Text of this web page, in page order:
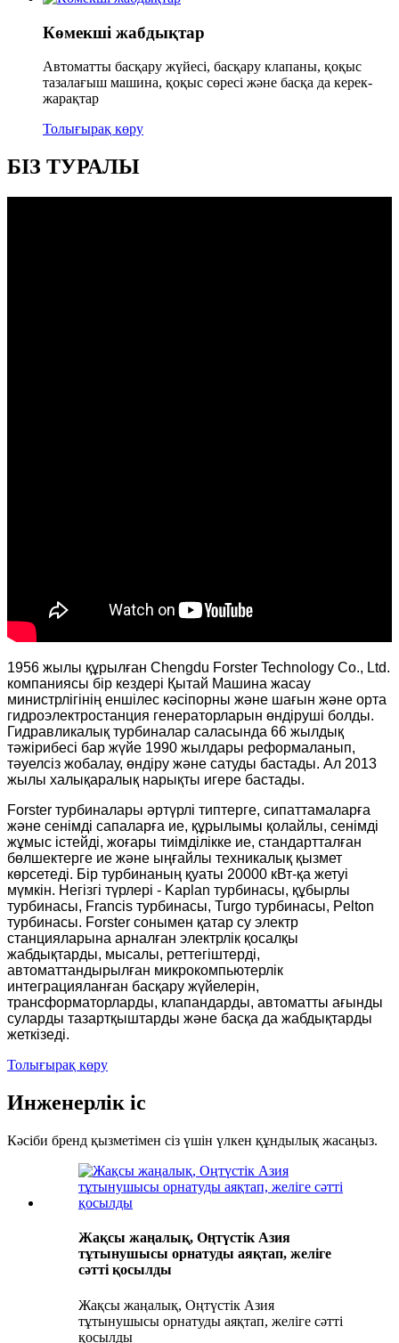
Көмекші жабдықтар
Автоматты басқару жүйесі, басқару клапаны, қоқыс
тазалағыш машина, қоқыс сөресі және басқа да керек-
жарақтар
Толығырақ көру
БІЗ ТУРАЛЫ
1956 жылы құрылған Chengdu Forster Technology Co., Ltd.
компаниясы бір кездері Қытай Машина жасау
министрлігінің еншілес кәсіпорны және шағын және орта
гидроэлектростанция генераторларын өндіруші болды.
Гидравликалық турбиналар саласында 66 жылдық
тәжірибесі бар жүйе 1990 жылдары реформаланып,
тәуелсіз жобалау, өндіру және сатуды бастады. Ал 2013
жылы халықаралық нарықты игере бастады.
Forster турбиналары әртүрлі типтерге, сипаттамаларға
және сенімді сапаларға ие, құрылымы қолайлы, сенімді
жұмыс істейді, жоғары тиімділікке ие, стандартталған
бөлшектерге ие және ыңғайлы техникалық қызмет
көрсетеді. Бір турбинаның қуаты 20000 кВт-қа жетуі
мүмкін. Негізгі түрлері - Kaplan турбинасы, құбырлы
турбинасы, Francis турбинасы, Turgo турбинасы, Pelton
турбинасы. Forster сонымен қатар су электр
станцияларына арналған электрлік қосалқы
жабдықтарды, мысалы, реттегіштерді,
автоматтандырылған микрокомпьютерлік
интеграцияланған басқару жүйелерін,
трансформаторларды, клапандарды, автоматты ағынды
суларды тазартқыштарды және басқа да жабдықтарды
жеткізеді.
Толығырақ көру
Инженерлік іс
Кәсіби бренд қызметімен сіз үшін үлкен құндылық жасаңыз.
Жақсы жаңалық, Оңтүстік Азия
тұтынушысы орнатуды аяқтап, желіге
сәтті қосылды
Жақсы жаңалық, Оңтүстік Азия
тұтынушысы орнатуды аяқтап, желіге сәтті
қосылды